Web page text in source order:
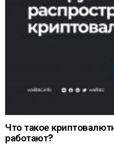
Что такое
работают?